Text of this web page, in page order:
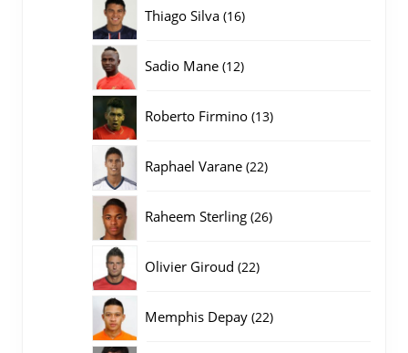
Thiago Silva 1616
Sadio Mane 1212
Roberto Firmino 1313
Raphael Varane 2222
Raheem Sterling 2626
Olivier Giroud 2222
Memphis Depay 2222